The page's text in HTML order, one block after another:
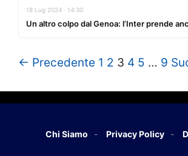
18 Lug 2024 · 14:30
Un altro colpo dal Genoa: l’Inter prende
← Precedente 1 2 3 4 5 … 9
Chi Siamo Privacy Policy